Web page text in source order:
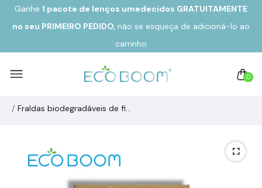
Ganhe 1 pacote de lenços umedecidos GRATUITAMENTE
no seu PRIMEIRO PEDIDO, não se esqueça de adicioná-lo ao
carrinho
0
Fraldas biodegradáveis ​​de fibra de bambu ecológica JOY Tamanho 2/S de 3 a 8 kg (36u)